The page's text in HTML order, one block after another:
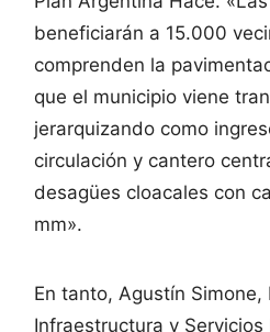
beneficiarán a 15.000
comprenden la
que el municipio viene
jerarquizando como
circulación y cantero
desagües cloacales con
mm».
En tanto, Agustín Simone,
Infraestructura y Servicios